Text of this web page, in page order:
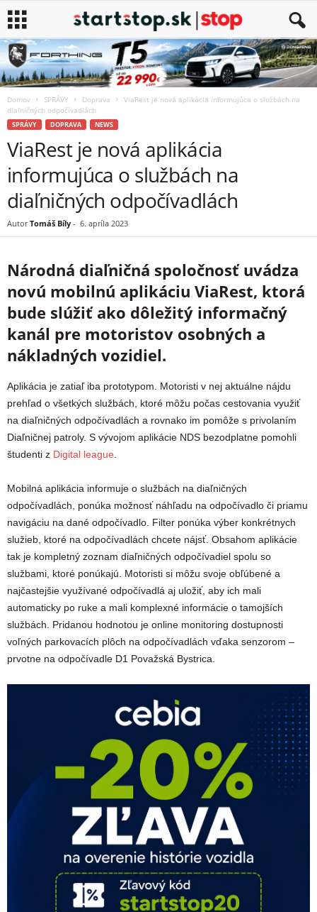
Domov SPRÁVY Doprava
ViaRest je nová aplikácia informujúca o službách na
diaľničných odpočívadlách
SPRÁVY DOPRAVA NEWS
ViaRest je nová aplikácia
informujúca o službách na
diaľničných odpočívadlách
Autor Tomáš Bíly - 6. apríla 2023
Národná diaľničná spoločnosť uvádza
novú mobilnú aplikáciu ViaRest, ktorá
bude slúžiť ako dôležitý informačný
kanál pre motoristov osobných a
nákladných vozidiel.
Aplikácia je zatiaľ iba prototypom. Motoristi v nej aktuálne nájdu
prehľad o všetkých službách, ktoré môžu počas cestovania využiť
na diaľničných odpočívadlách a rovnako im pomôže s privolaním
Diaľničnej patroly. S vývojom aplikácie NDS bezodplatne pomohli
študenti z Digital league
Mobilná aplikácia informuje o službách na diaľničných
odpočívadlách, ponúka možnosť náhľadu na odpočívadlo či priamu
navigáciu na dané odpočívadlo. Filter ponúka výber konkrétnych
služieb, ktoré na odpočívadlách chcete nájsť. Obsahom aplikácie
tak je kompletný zoznam diaľničných odpočívadiel spolu so
službami, ktoré ponúkajú. Motoristi si môžu svoje obľúbené a
najčastejšie využívané odpočívadlá aj uložiť, aby ich mali
automaticky po ruke a mali komplexné informácie o tamojších
službách. Pridanou hodnotou je online monitoring dostupnosti
voľných parkovacích plôch na odpočívadlách vďaka senzorom –
prvotne na odpočívadle D1 Považská Bystrica.